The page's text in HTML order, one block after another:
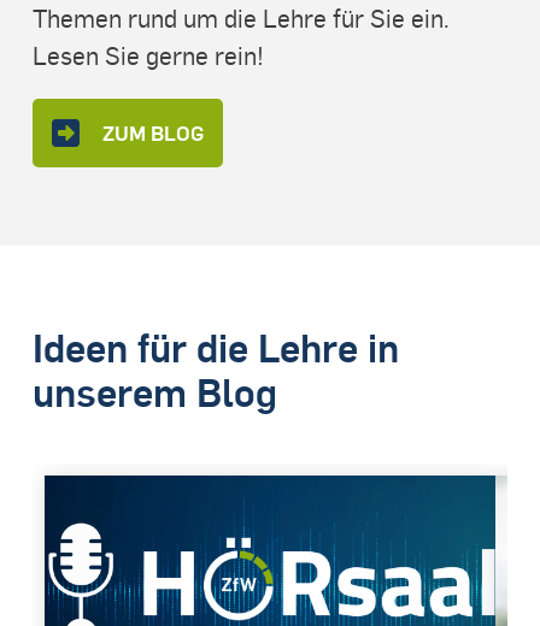
Themen rund um die Lehre für Sie ein.
Lesen Sie gerne rein!
ZUM BLOG
Ideen für die Lehre in
unserem Blog